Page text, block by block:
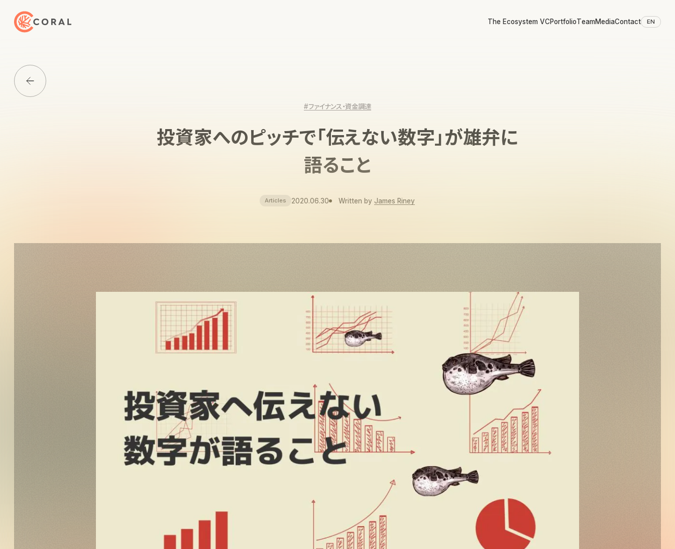
トップページへ戻る
The Ecosystem VCPortfolioTeamMediaContact EN
Media一覧に戻る
#ファイナンス・資金調達
投資家へのピッチで「伝えない数字」が雄弁に
語ること
Articles 2020.06.30 Written byJames Riney